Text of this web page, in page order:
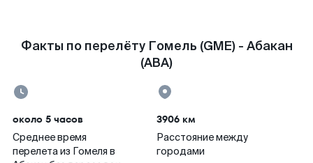
Факты по перелёту Гомель (GME) - Абакан
(ABA)
около 5 часов
Среднее время
перелета из Гомеля в
3906 км
Расстояние между
городами